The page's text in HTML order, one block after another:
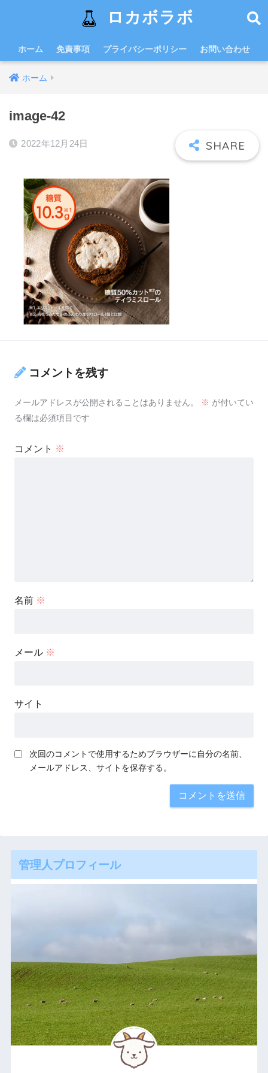
ロカボラボ
ホーム 免責事項 プライバシーポリシー お問い合わせ
ホーム
image-42
2022年12月24日
コメントを残す
メールアドレスが公開されることはありません。 ※ が付いてい
る欄は必須項目です
コメント ※
名前 ※
メール ※
サイト
次回のコメントで使用するためブラウザーに自分の名前、
メールアドレス、サイトを保存する。
管理人プロフィール